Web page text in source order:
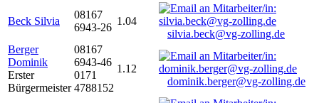
Beck Silvia
08167
6943-26
1.04
silvia.beck@vg-zolling.de
Berger
Dominik
Erster
Bürgermeister
08167
6943-46
0171
4788152
1.12
dominik.berger@vg-zolling.de